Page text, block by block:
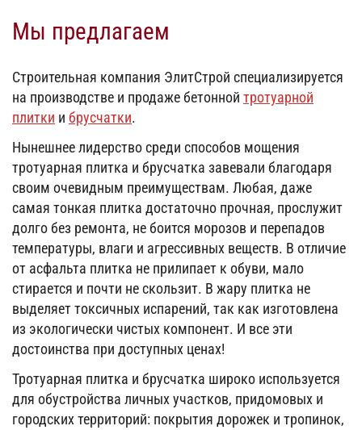
Мы предлагаем
Строительная компания ЭлитСтрой специализируется
на производстве и продаже бетонной тротуарной
плитки и брусчатки.
Нынешнее лидерство среди способов мощения
тротуарная плитка и брусчатка завевали благодаря
своим очевидным преимуществам. Любая, даже
самая тонкая плитка достаточно прочная, прослужит
долго без ремонта, не боится морозов и перепадов
температуры, влаги и агрессивных веществ. В отличие
от асфальта плитка не прилипает к обуви, мало
стирается и почти не скользит. В жару плитка не
выделяет токсичных испарений, так как изготовлена
из экологически чистых компонент. И все эти
достоинства при доступных ценах!
Тротуарная плитка и брусчатка широко используется
для обустройства личных участков, придомовых и
городских территорий: покрытия дорожек и тропинок,